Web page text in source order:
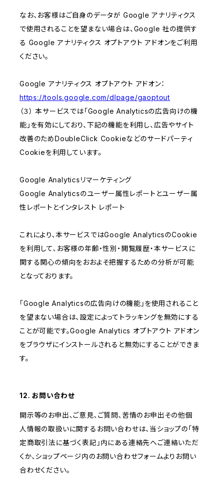
なお、お客様はご自身のデータが Google アナリティクス
で使用されることを望まない場合は、Google 社の提供す
る Google アナリティクス オプトアウト アドオンをご利用
ください。
Google アナリティクス オプトアウト アドオン：
https://tools.google.com/dlpage/gaoptout
（３） 本サービスでは「Google Analyticsの広告向けの機
能」を有効にしており、下記の機能を利用し、広告やサイト
改善のためDoubleClick Cookieなどのサードパーティ
Cookieを利用しています。
Google Analyticsリマーケティング
Google Analyticsのユーザー属性レポートとユーザー属
性レポートとインタレスト レポート
これにより、本サービスではGoogle AnalyticsのCookie
を利用して、お客様の年齢・性別・閲覧履歴・本サービスに
関する関心の傾向をおおよそ把握するための分析が可能
となっております。
「Google Analyticsの広告向けの機能」を使用されること
を望まない場合は、設定によってトラッキングを無効にする
ことが可能です。Google Analytics オプトアウト アドオン
をブラウザにインストールされると無効にすることができま
す。
12. お問い合わせ
開示等のお申出、ご意見、ご質問、苦情のお申出その他個
人情報の取扱いに関するお問い合わせは、当ショップの「特
定商取引法に基づく表記」内にある連絡先へご連絡いただ
くか、ショップページ内のお問い合わせフォームよりお問い
合わせください。